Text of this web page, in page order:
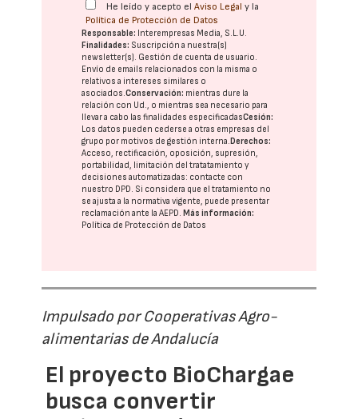
He leído y acepto elAviso Legal y la
Política de Protección de Datos
Responsable: Interempresas Media, S.L.U.
Finalidades: Suscripción a nuestra(s)
newsletter(s). Gestión de cuenta de usuario.
Envío de emails relacionados con la misma o
relativos a intereses similares o
asociados.Conservación: mientras dure la
relación con Ud., o mientras sea necesario para
llevar a cabo las finalidades especificadasCesión:
Los datos pueden cederse a otras empresas del
grupo por motivos de gestión interna. Derechos:
Acceso, rectificación, oposición, supresión,
portabilidad, limitación del tratatamiento y
decisiones automatizadas: contacte con
nuestro DPD. Si considera que el tratamiento no
se ajusta a la normativa vigente, puede presentar
reclamación ante laAEPD. Más información:
Política de Protección de Datos
Impulsado por Cooperativas Agro-
alimentarias de Andalucía
El proyecto BioChargae
busca convertir